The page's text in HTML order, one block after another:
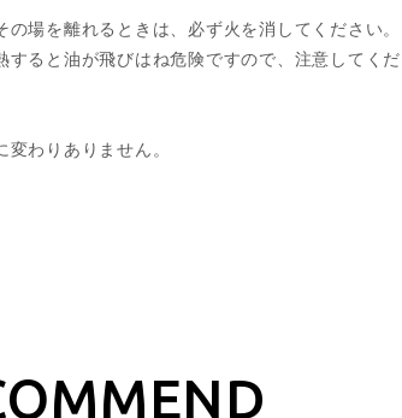
場を離れるときは、必ず火を消してください。
ると油が飛びはね危険ですので、注意してくだ
わりありません。